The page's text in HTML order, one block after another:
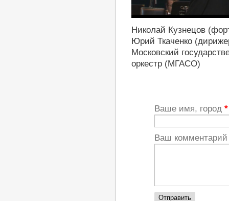
Николай Кузнецов
Юрий Ткаченко
Московский
оркестр (МГАСО)
Ваше имя, город *
Ваш